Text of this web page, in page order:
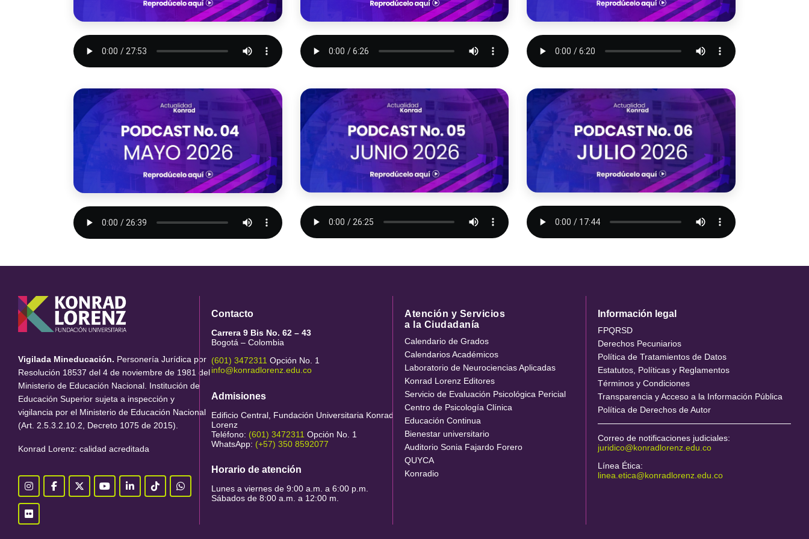
Vigilada Mineducación. Personería Jurídica por
Resolución 18537 del 4 de noviembre de 1981 del
Ministerio de Educación Nacional. Institución de
Educación Superior sujeta a inspección y
vigilancia por el Ministerio de Educación Nacional
(Art. 2.5.3.2.10.2, Decreto 1075 de 2015).
Konrad Lorenz: calidad acreditada
Contacto
Carrera 9 Bis No. 62 – 43
Bogotá – Colombia
(601) 3472311 Opción No. 1
info@konradlorenz.edu.co
Admisiones
Edificio Central, Fundación Universitaria Konrad
Lorenz
Teléfono: (601) 3472311 Opción No. 1
WhatsApp: (+57) 350 8592077
Horario de atención
Lunes a viernes de 9:00 a.m. a 6:00 p.m.
Sábados de 8:00 a.m. a 12:00 m.
Atención y Servicios
a la Ciudadanía
Calendario de Grados
Calendarios Académicos
Laboratorio de Neurociencias Aplicadas
Konrad Lorenz Editores
Servicio de Evaluación Psicológica Pericial
Centro de Psicología Clínica
Educación Continua
Bienestar universitario
Auditorio Sonia Fajardo Forero
QUYCA
Konradio
Información legal
FPQRSD
Derechos Pecuniarios
Política de Tratamientos de Datos
Estatutos, Políticas y Reglamentos
Términos y Condiciones
Transparencia y Acceso a la Información Pública
Política de Derechos de Autor
Correo de notificaciones judiciales:
juridico@konradlorenz.edu.co
Línea Ética:
linea.etica@konradlorenz.edu.co